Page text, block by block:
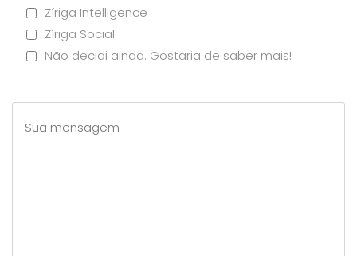
Zíriga Intelligence
Zíriga Social
Não decidi ainda. Gostaria de saber mais!